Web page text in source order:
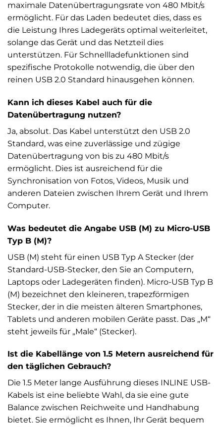
maximale Datenübertragungsrate von 480 Mbit/s
ermöglicht. Für das Laden bedeutet dies, dass es
die Leistung Ihres Ladegeräts optimal weiterleitet,
solange das Gerät und das Netzteil dies
unterstützen. Für Schnellladefunktionen sind
spezifische Protokolle notwendig, die über den
reinen USB 2.0 Standard hinausgehen können.
Kann ich dieses Kabel auch für die
Datenübertragung nutzen?
Ja, absolut. Das Kabel unterstützt den USB 2.0
Standard, was eine zuverlässige und zügige
Datenübertragung von bis zu 480 Mbit/s
ermöglicht. Dies ist ausreichend für die
Synchronisation von Fotos, Videos, Musik und
anderen Dateien zwischen Ihrem Gerät und Ihrem
Computer.
Was bedeutet die Angabe USB (M) zu Micro-USB
Typ B (M)?
USB (M) steht für einen USB Typ A Stecker (der
Standard-USB-Stecker, den Sie an Computern,
Laptops oder Ladegeräten finden). Micro-USB Typ B
(M) bezeichnet den kleineren, trapezförmigen
Stecker, der in die meisten älteren Smartphones,
Tablets und anderen mobilen Geräte passt. Das „M“
steht jeweils für „Male“ (Stecker).
Ist die Kabellänge von 1.5 Metern ausreichend für
den täglichen Gebrauch?
Die 1.5 Meter lange Ausführung dieses INLINE USB-
Kabels ist eine beliebte Wahl, da sie eine gute
Balance zwischen Reichweite und Handhabung
bietet. Sie ermöglicht es Ihnen, Ihr Gerät bequem